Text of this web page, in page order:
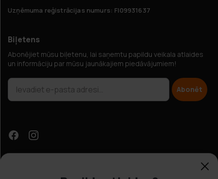
Uzņēmuma reģistrācijas numurs: FI09931637
Biļetens
Abonējiet mūsu biļetenu, lai saņemtu papildu veikala atlaides
un informāciju par mūsu jaunākajiem piedāvājumiem!
Abonēt